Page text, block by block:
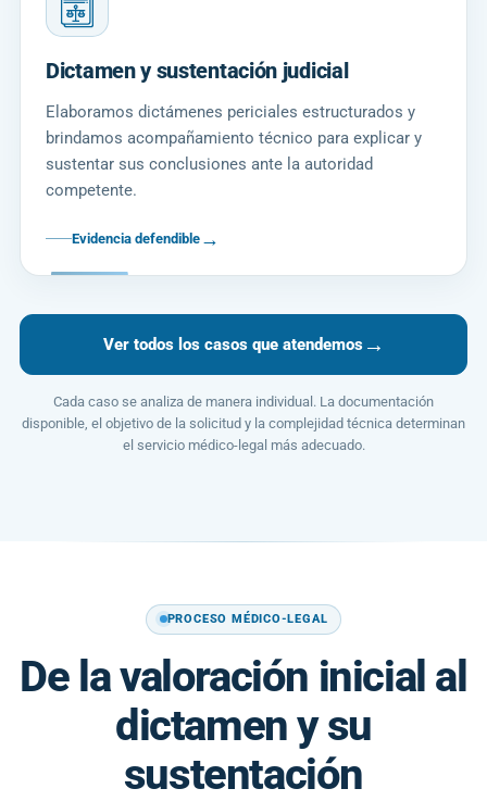
Dictamen y sustentación judicial
Elaboramos dictámenes periciales estructurados y
brindamos acompañamiento técnico para explicar y
sustentar sus conclusiones ante la autoridad
competente.
Evidencia defendible →
Ver todos los casos que atendemos→
Cada caso se analiza de manera individual. La documentación
disponible, el objetivo de la solicitud y la complejidad técnica determinan
el servicio médico-legal más adecuado.
PROCESO MÉDICO-LEGAL
De la valoración inicial al
dictamen y su
sustentación